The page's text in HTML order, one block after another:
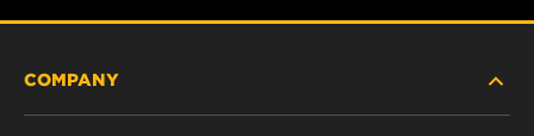
COMPANY